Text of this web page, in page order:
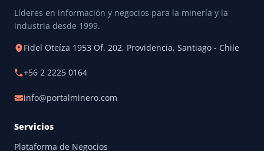
Líderes en información y negocios para la minería y la
industria desde 1999.
Fidel Oteíza 1953 Of. 202, Providencia, Santiago - Chile
+56 2 2225 0164
info@portalminero.com
Servicios
Plataforma de Negocios